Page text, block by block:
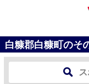
白糠郡白糠町のそ